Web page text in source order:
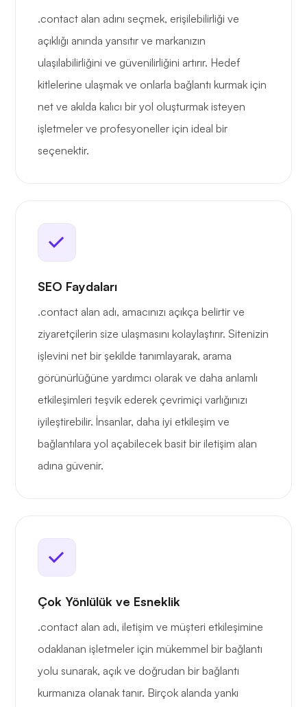
.contact alan adını seçmek, erişilebilirliği ve
açıklığı anında yansıtır ve markanızın
ulaşılabilirliğini ve güvenilirliğini artırır. Hedef
kitlelerine ulaşmak ve onlarla bağlantı kurmak için
net ve akılda kalıcı bir yol oluşturmak isteyen
işletmeler ve profesyoneller için ideal bir
seçenektir.
SEO Faydaları
.contact alan adı, amacınızı açıkça belirtir ve
ziyaretçilerin size ulaşmasını kolaylaştırır. Sitenizin
işlevini net bir şekilde tanımlayarak, arama
görünürlüğüne yardımcı olarak ve daha anlamlı
etkileşimleri teşvik ederek çevrimiçi varlığınızı
iyileştirebilir. İnsanlar, daha iyi etkileşim ve
bağlantılara yol açabilecek basit bir iletişim alan
adına güvenir.
Çok Yönlülük ve Esneklik
.contact alan adı, iletişim ve müşteri etkileşimine
odaklanan işletmeler için mükemmel bir bağlantı
yolu sunarak, açık ve doğrudan bir bağlantı
kurmanıza olanak tanır. Birçok alanda yankı